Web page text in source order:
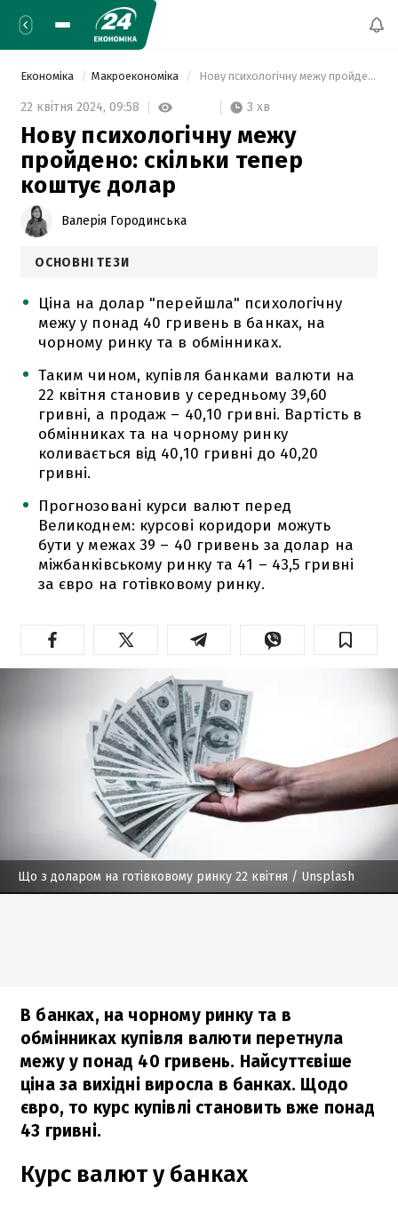
Економіка Макроекономіка Нову психологічну межу пройдено: скільки тепер коштує долар
22 квітня 2024, 09:58 3 хв
Нову психологічну межу
пройдено: скільки тепер
коштує долар
Валерія Городинська
ОСНОВНІ ТЕЗИ
Ціна на долар "перейшла" психологічну
межу у понад 40 гривень в банках, на
чорному ринку та в обмінниках.
Таким чином, купівля банками валюти на
22 квітня становив у середньому 39,60
гривні, а продаж – 40,10 гривні. Вартість в
обмінниках та на чорному ринку
коливається від 40,10 гривні до 40,20
гривні.
Прогнозовані курси валют перед
Великоднем: курсові коридори можуть
бути у межах 39 – 40 гривень за долар на
міжбанківському ринку та 41 – 43,5 гривні
за євро на готівковому ринку.
Що з доларом на готівковому ринку 22 квітня / Unsplash
В банках, на чорному ринку та в
обмінниках купівля валюти перетнула
межу у понад 40 гривень. Найсуттєвіше
ціна за вихідні виросла в банках. Щодо
євро, то курс купівлі становить вже понад
43 гривні.
Курс валют у банках